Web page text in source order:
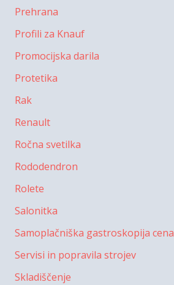
Prehrana
Profili za Knauf
Promocijska darila
Protetika
Rak
Renault
Ročna svetilka
Rododendron
Rolete
Salonitka
Samoplačniška gastroskopija cena
Servisi in popravila strojev
Skladiščenje